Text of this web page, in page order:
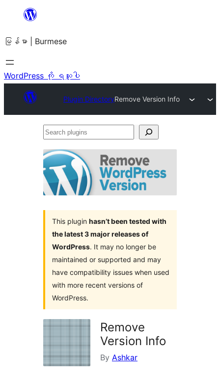
အကြောင်းအရာ
ကျော်သွား
ရန်
မြန်မာ | Burmese
WordPress ကို ရယူပါ
Plugin DirectoryRemove Version Info
Search
This plugin hasn’t been tested with
the latest 3 major releases of
WordPress. It may no longer be
maintained or supported and may
have compatibility issues when used
with more recent versions of
WordPress.
Remove
Version Info
By Ashkar